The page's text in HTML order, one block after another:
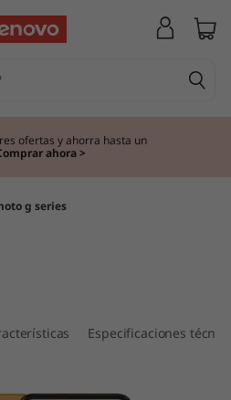
ofertas y ahorra hasta un
ahora >
g series
Especificaciones